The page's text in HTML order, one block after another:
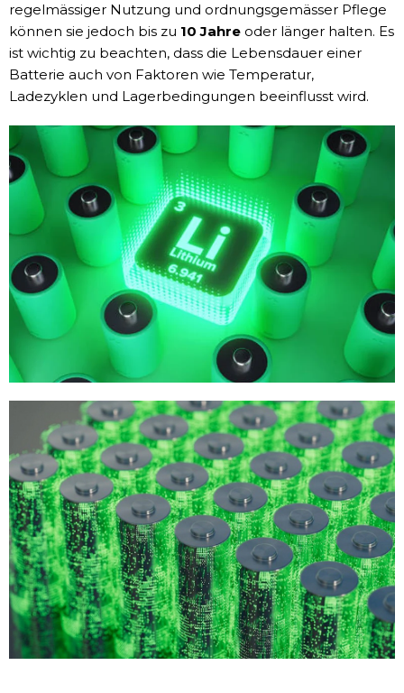
regelmässiger Nutzung und ordnungsgemässer Pflege
können sie jedoch bis zu 10 Jahre oder länger halten. Es
ist wichtig zu beachten, dass die Lebensdauer einer
Batterie auch von Faktoren wie Temperatur,
Ladezyklen und Lagerbedingungen beeinflusst wird.